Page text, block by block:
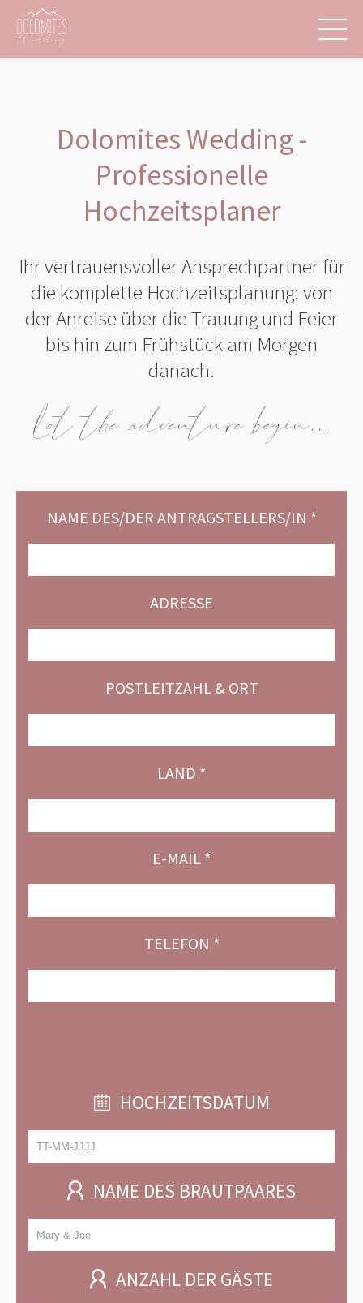
Dolomites Wedding -
Professionelle
Hochzeitsplaner
Ihr vertrauensvoller Ansprechpartner für
die komplette Hochzeitsplanung: von
der Anreise über die Trauung und Feier
bis hin zum Frühstück am Morgen
danach.
Let the adventure begin...
NAME DES/DER ANTRAGSTELLERS/IN *
ADRESSE
POSTLEITZAHL & ORT
LAND *
E-MAIL *
TELEFON *
HOCHZEITSDATUM
NAME DES BRAUTPAARES
ANZAHL DER GÄSTE